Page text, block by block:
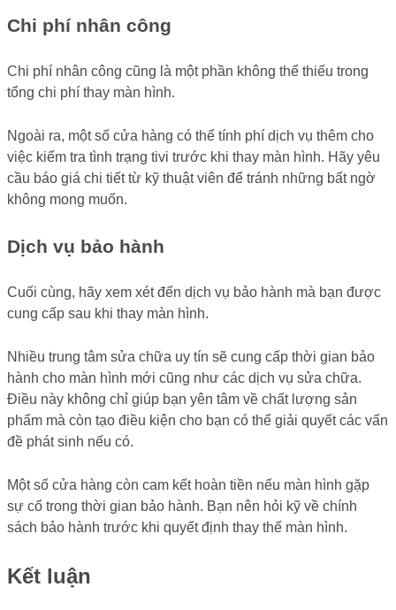
Chi phí nhân công
Chi phí nhân công cũng là một phần không thể thiếu trong
tổng chi phí thay màn hình.
Ngoài ra, một số cửa hàng có thể tính phí dịch vụ thêm cho
việc kiểm tra tình trạng tivi trước khi thay màn hình. Hãy yêu
cầu báo giá chi tiết từ kỹ thuật viên để tránh những bất ngờ
không mong muốn.
Dịch vụ bảo hành
Cuối cùng, hãy xem xét đến dịch vụ bảo hành mà bạn được
cung cấp sau khi thay màn hình.
Nhiều trung tâm sửa chữa uy tín sẽ cung cấp thời gian bảo
hành cho màn hình mới cũng như các dịch vụ sửa chữa.
Điều này không chỉ giúp bạn yên tâm về chất lượng sản
phẩm mà còn tạo điều kiện cho bạn có thể giải quyết các vấn
đề phát sinh nếu có.
Một số cửa hàng còn cam kết hoàn tiền nếu màn hình gặp
sự cố trong thời gian bảo hành. Bạn nên hỏi kỹ về chính
sách bảo hành trước khi quyết định thay thế màn hình.
Kết luận